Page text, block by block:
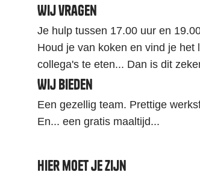
Wij vragen
Je hulp tussen 17.00 uur en
Houd je van koken en vind je
collega's te eten... Dan is dit
Wij bieden
Een gezellig team. Prettige
En... een gratis maaltijd...
Hier moet je zijn